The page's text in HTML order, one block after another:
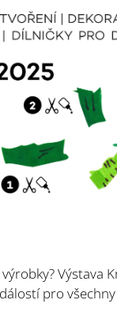
Výstava
pro